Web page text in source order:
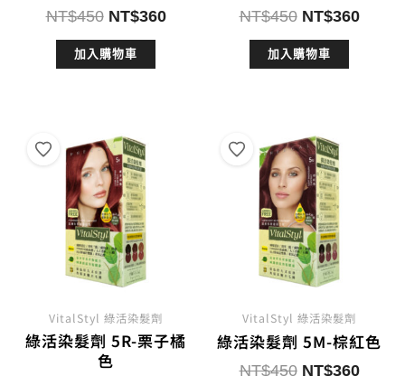
NT$450 原
始
價
NT$360目
加入購物車
NT$450 原
始
價
NT$360目
加入購物車
VitalStyl 綠活染髮劑
綠活染髮劑 5R-栗子橘
色
VitalStyl 綠活染髮劑
綠活染髮劑 5M-棕紅色
NT$450 原
NT$360目